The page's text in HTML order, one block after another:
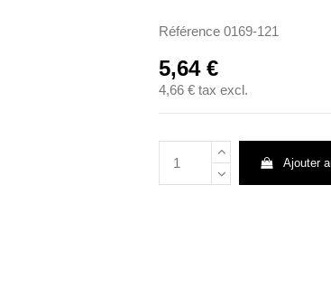
Référence 0169-121
5,64 €
4,66 € tax excl.
Ajouter